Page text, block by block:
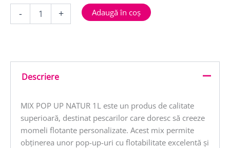
-
MIX
1l
+ Adaugă în coș
Descriere
MIX POP UP NATUR 1L este un produs de calitate
superioară, destinat pescarilor care doresc să creeze
momeli flotante personalizate. Acest mix permite
obținerea unor pop-up-uri cu flotabilitate excelentă și